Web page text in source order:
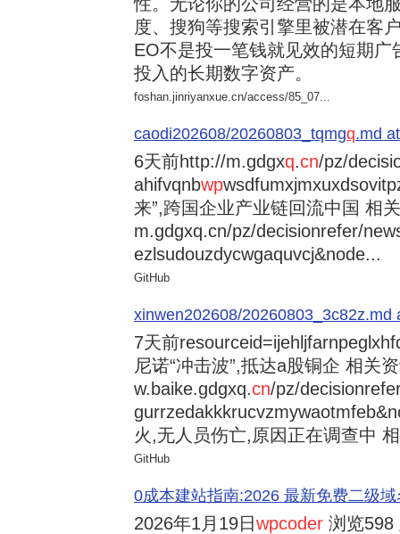
度、搜狗等搜索引擎里被潜在客
EO不是投一笔钱就见效的短期
投入的长期数字资产。
foshan.jinriyanxue.cn/access/85_07...
caodi202608/20260803_tqmgq.md
6天前http://m.gdgxq.cn/pz/
ahifvqnbwp
来”,跨国企业产业链回流中国 相
m.gdgxq.cn/pz/decisionrefer/
ezlsudouzdycwgaquvcj&node...
GitHub
xinwen202608/20260803_3c82z.md
7天前
尼诺“冲击波”,抵达a股铜企 相关
w.baike.gdgxq.cn/pz/
火,无人员伤亡,原因正在调查中
GitHub
0成本建站指南:2026 最新免费二级
2026年1月19日wpcoder 浏览598